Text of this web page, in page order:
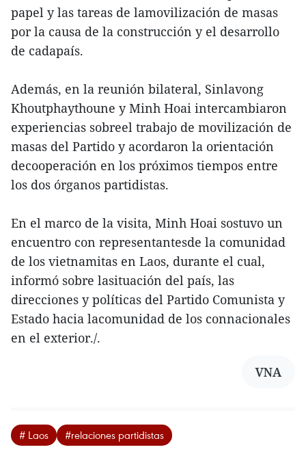
papel y las tareas de lamovilización de masas
por la causa de la construcción y el desarrollo
de cadapaís.
Además, en la reunión bilateral, Sinlavong
Khoutphaythoune y Minh Hoai intercambiaron
experiencias sobreel trabajo de movilización de
masas del Partido y acordaron la orientación
decooperación en los próximos tiempos entre
los dos órganos partidistas.
En el marco de la visita, Minh Hoai sostuvo un
encuentro con representantesde la comunidad
de los vietnamitas en Laos, durante el cual,
informó sobre lasituación del país, las
direcciones y políticas del Partido Comunista y
Estado hacia lacomunidad de los connacionales
en el exterior./.
VNA
# Laos #relaciones partidistas